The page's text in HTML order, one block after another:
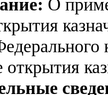
О